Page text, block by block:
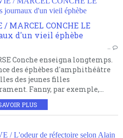
d'un vieil éphèbe
…
Conche enseigna longtemps.
des éphèbes d'amphithéâtre
des jeunes filles
Fanny, par exemple,...
PLUS
/ L'odeur de réfectoire selon Alain